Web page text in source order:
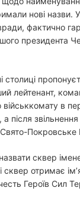
нові назви.
фактично
президента
лейтенант,
в
після
сквер
отримає
Героїв Сил